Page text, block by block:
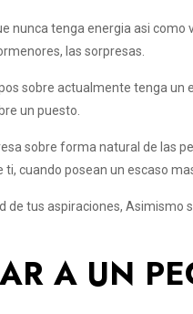
nunca tenga energia asi­ como
las sorpresas.
sobre actualmente tenga un
un puesto.
sobre forma natural de las
cuando posean un escaso
tus aspiraciones, Asimismo
A UN